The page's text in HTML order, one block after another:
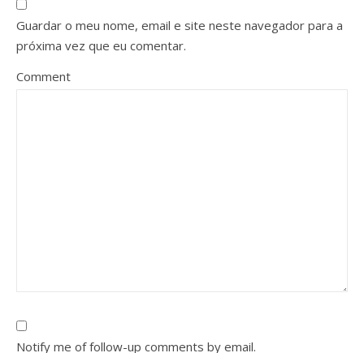
Guardar o meu nome, email e site neste navegador para a
próxima vez que eu comentar.
Comment
Notify me of follow-up comments by email.